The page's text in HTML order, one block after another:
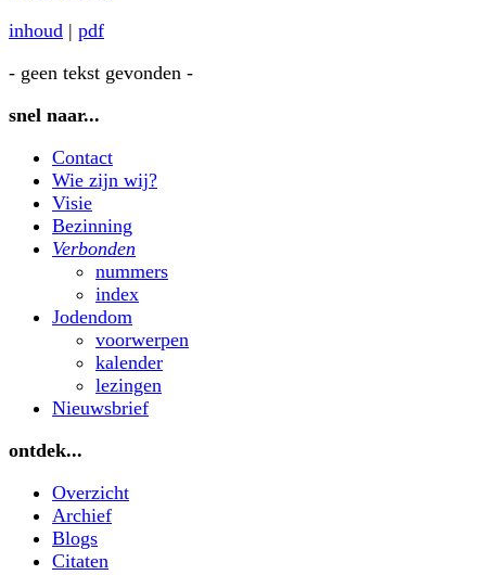
inhoud | pdf
- geen tekst gevonden -
snel naar...
Contact
Wie zijn wij?
Visie
Bezinning
Verbonden
nummers
index
Jodendom
voorwerpen
kalender
lezingen
Nieuwsbrief
ontdek...
Overzicht
Archief
Blogs
Citaten